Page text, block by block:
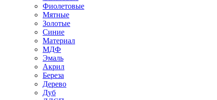
Фиолетовые
Мятные
Золотые
Синие
Материал
МДФ
Эмаль
Акрил
Береза
Дерево
Дуб